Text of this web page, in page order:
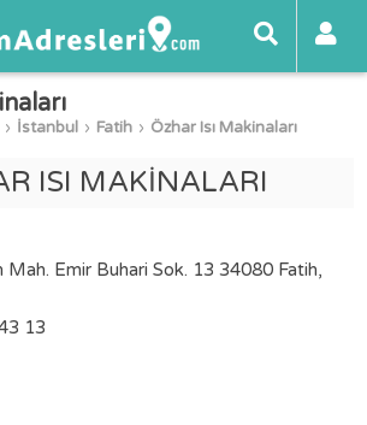
İstanbul Fatih Özhar Isı Makinaları
ISI MAKİNALARI
Emir Buhari Sok. 13 34080 Fatih,
13